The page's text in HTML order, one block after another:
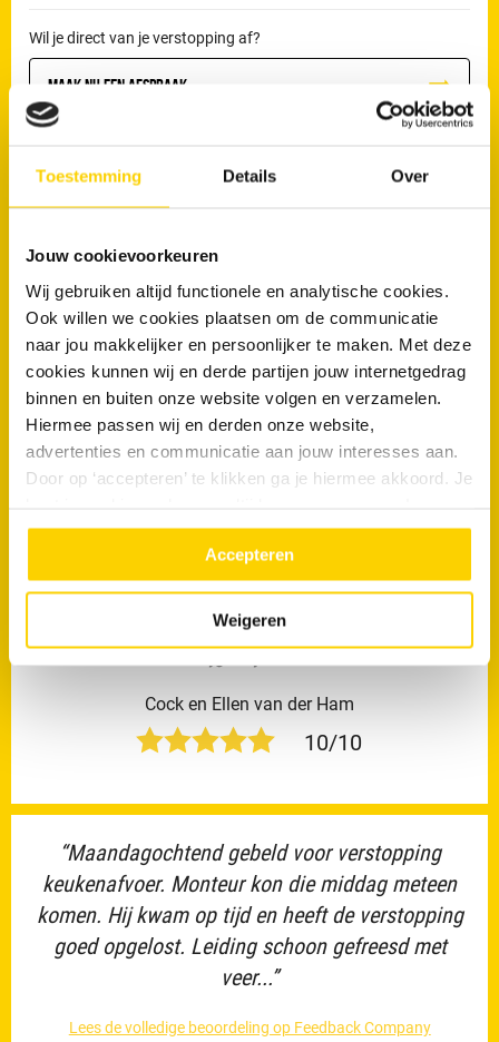
Toestemming Details Over
Jouw cookievoorkeuren
Wij gebruiken altijd functionele en analytische cookies.
Ook willen we cookies plaatsen om de communicatie
naar jou makkelijker en persoonlijker te maken. Met deze
cookies kunnen wij en derde partijen jouw internetgedrag
binnen en buiten onze website volgen en verzamelen.
Hiermee passen wij en derden onze website,
advertenties en communicatie aan jouw interesses aan.
Door op ‘accepteren’ te klikken ga je hiermee akkoord. Je
meer over in onsprivacy beleid.
Accepteren
Weigeren
Wil je direct van je verstopping af?
Maak nu een afspraak
Zien jullie verschillen tussen nieuwbouwwijken en oudere
buurten in Schoonhoven?
Komen afvoerproblemen vaker voor in gestapelde bouw in
Schoonhoven?
Hebben woningen uit bepaalde bouwperiodes in Schoonhoven
vaker rioolproblemen?
Zijn groene woonwijken in Schoonhoven gevoeliger voor
“De werknemer was uiterst vriendelijk en
bekwaam. Daarbij werkte hij heel "schoon". Van
ons krijgt hij een tien!”
Cock en Ellen van der Ham
10/10
“Maandagochtend gebeld voor verstopping
keukenafvoer. Monteur kon die middag meteen
komen. Hij kwam op tijd en heeft de verstopping
goed opgelost. Leiding schoon gefreesd met
veer...”
Lees de volledige beoordeling op Feedback Company